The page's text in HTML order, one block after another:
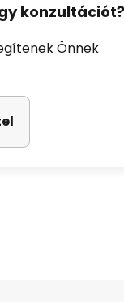
konzultációt?
Önnek